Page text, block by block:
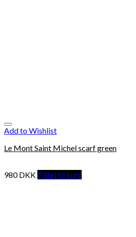
Add to Wishlist
Le Mont Saint Michel scarf green
980DKK Tilføj til kurv